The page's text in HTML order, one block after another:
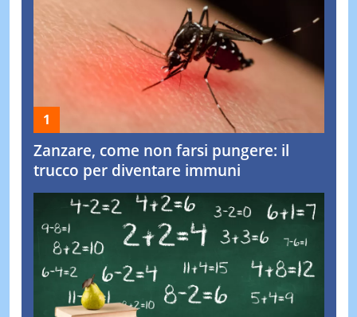
Zanzare, come non farsi pungere: il
trucco per diventare immuni